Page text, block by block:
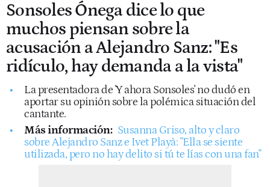
Sonsoles Ónega dice lo que
muchos piensan sobre la
acusación a Alejandro Sanz: "Es
ridículo, hay demanda a la vista"
La presentadora de 'Y ahora Sonsoles' no dudó en
aportar su opinión sobre la polémica situación del
cantante.
Más información: Susanna Griso, alto y claro
sobre Alejandro Sanz e Ivet Playà: "Ella se siente
utilizada, pero no hay delito si tú te lías con una fan"